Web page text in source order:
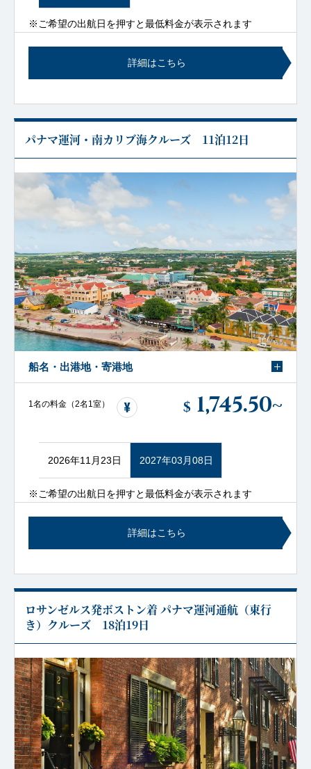
※ご希望の出航日を押すと最低料金が表示されます
詳細はこちら
パナマ運河・南カリブ海クルーズ 11泊12日
船名・出港地・寄港地
1名の料金（2名1室） $ 1,745.50~
2026年11月23日 2027年03月08日
※ご希望の出航日を押すと最低料金が表示されます
詳細はこちら
ロサンゼルス発ボストン着 パナマ運河通航（東行
き）クルーズ 18泊19日